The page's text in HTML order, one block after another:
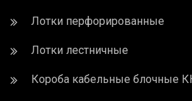
Лотки перфорированные
Лотки лестничные
Короба кабельные блочные